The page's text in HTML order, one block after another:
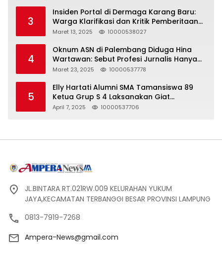
3
Insiden Portal di Dermaga Karang Baru:
Warga Klarifikasi dan Kritik Pemberitaan
yang Tidak Akurat
Maret 13, 2025 10000538027
4
Oknum ASN di Palembang Diduga Hina
Wartawan: Sebut Profesi Jurnalis Hanya
Seharga 2 Liter Bensin, Berujung Dugaan
Maret 23, 2025 10000537778
5
Elly Hartati Alumni SMA Tamansiswa 89
Ketua Grup S 4 Laksanakan Giat
Silaturahmi
April 7, 2025 10000537706
JL.BINTARA RT.021RW.009 KELURAHAN YUKUM
JAYA,KECAMATAN TERBANGGI BESAR PROVINSI LAMPUNG
0813-7919-7268
Ampera-News@gmail.com